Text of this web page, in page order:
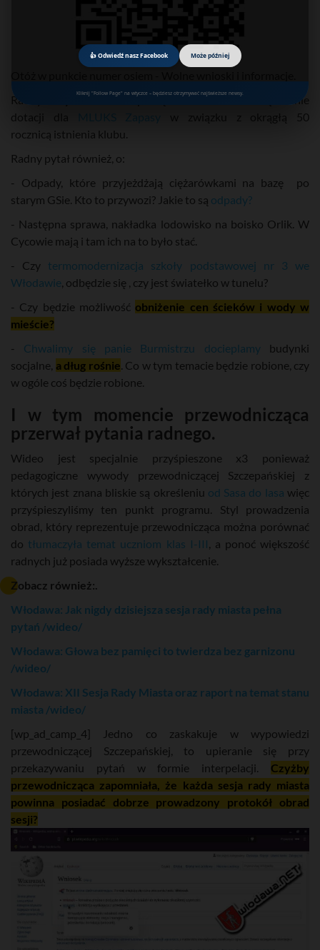
👍 Odwiedź nasz Facebook Może później
Kliknij "Follow Page" na wtyczce – będziesz otrzymywać najświeższe newsy.
Radny
Krzysztof Flisrozpoczął od wniosku na zwiększenie
dotacji dla
w związku z okrągłą 50
rocznicą istnienia klubu.
Radny pytał również, o:
- Odpady, które przyjeżdżają ciężarówkami na bazę po
starym GSie. Kto to przywozi? Jakie to są odpady?
- Następna sprawa, nakładka lodowisko na boisko Orlik. W
Cycowie mają i tam ich na to było stać.
- Czy termomodernizacja szkoły podstawowej nr 3 we
Włodawie , odbędzie się , czy jest światełko w tunelu?
- Czy będzie możliwość obniżenie cen ścieków i wody w
mieście?
- Chwalimy się panie Burmistrzu docieplamybudynki
socjalne, a dług rośnie. Co w tym temacie będzie robione, czy
w ogóle coś będzie robione.
I w tym momencie przewodnicząca
przerwał pytania radnego.
Wideo jest specjalnie przyśpieszone x3 ponieważ
pedagogiczne wywody przewodniczącej Szczepańskiej z
których jest znana bliskie są określeniu od Sasa do lasa więc
przyśpieszyliśmy ten punkt programu. Styl prowadzenia
obrad, który reprezentuje przewodnicząca można porównać
do tłumaczyła temat uczniom klas I-III , a ponoć większość
radnych już posiada wyższe wykształcenie.
Zobacz również:.
Włodawa: Jak nigdy dzisiejsza sesja rady miasta pełna
pytań /wideo/
Włodawa: Głowa bez pamięci to twierdza bez garnizonu
/wideo/
Włodawa: XII Sesja Rady Miasta oraz raport na temat stanu
miasta /wideo/
[wp_ad_camp_4] Jedno co zaskakuje w wypowiedzi
przewodniczącej Szczepańskiej, to upieranie się przy
przekazywaniu pytań w formie interpelacji. Czyżby
przewodnicząca zapomniała, że każda sesja rady miasta
powinna posiadać dobrze prowadzony protokół obrad
sesji?